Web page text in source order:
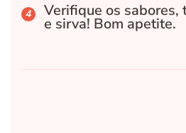
Verifique os sabores,
e sirva! Bom apetite.